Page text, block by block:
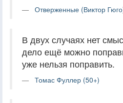
Отверженные (Виктор
В двух случаях нет
дело ещё можно
уже нельзя поправить.
Томас Фуллер (50+)